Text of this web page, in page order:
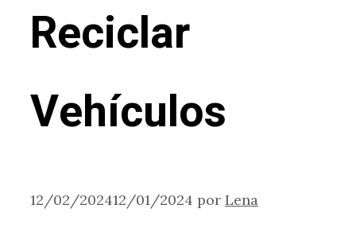
Reciclar
Vehículos
12/02/202412/01/2024 por Lena